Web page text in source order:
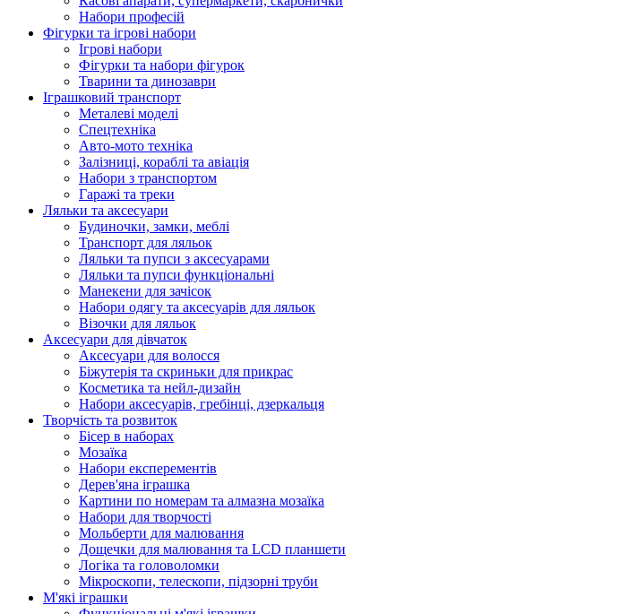
Набори професій
Фігурки та ігрові набори
Ігрові набори
Фігурки та набори фігурок
Тварини та динозаври
Іграшковий транспорт
Металеві моделі
Спецтехніка
Авто-мото техніка
Залізниці, кораблі та авіація
Набори з транспортом
Гаражі та треки
Ляльки та аксесуари
Будиночки, замки, меблі
Транспорт для ляльок
Ляльки та пупси з аксесуарами
Ляльки та пупси функціональні
Манекени для зачісок
Набори одягу та аксесуарів для ляльок
Візочки для ляльок
Аксесуари для дівчаток
Аксесуари для волосся
Біжутерія та скриньки для прикрас
Косметика та нейл-дизайн
Набори аксесуарів, гребінці, дзеркальця
Творчість та розвиток
Бісер в наборах
Мозаїка
Набори експерементів
Дерев'яна іграшка
Картини по номерам та алмазна мозаїка
Набори для творчості
Мольберти для малювання
Дощечки для малювання та LCD планшети
Логіка та головоломки
Мікроскопи, телескопи, підзорні труби
М'які іграшки